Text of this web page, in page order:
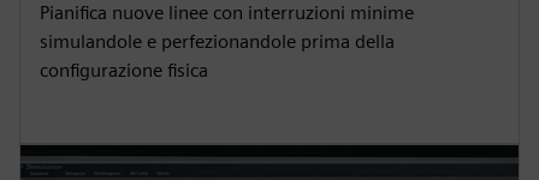
Pianifica nuove linee con interruzioni minime
simulandole e perfezionandole prima della
configurazione fisica